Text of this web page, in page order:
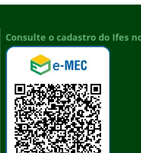
Consulte o cadastro do Ifes